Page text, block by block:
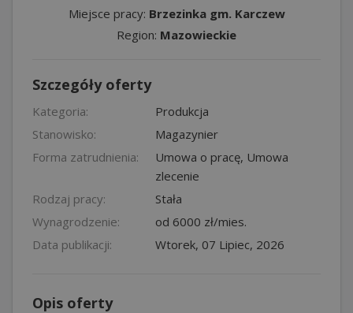
Miejsce pracy: Brzezinka gm. Karczew
Region: Mazowieckie
Szczegóły oferty
Kategoria:
Produkcja
Stanowisko:
Magazynier
Forma zatrudnienia:
Umowa o pracę, Umowa
zlecenie
Rodzaj pracy:
Stała
Wynagrodzenie:
od 6000 zł/mies.
Data publikacji:
Wtorek, 07 Lipiec, 2026
Opis oferty